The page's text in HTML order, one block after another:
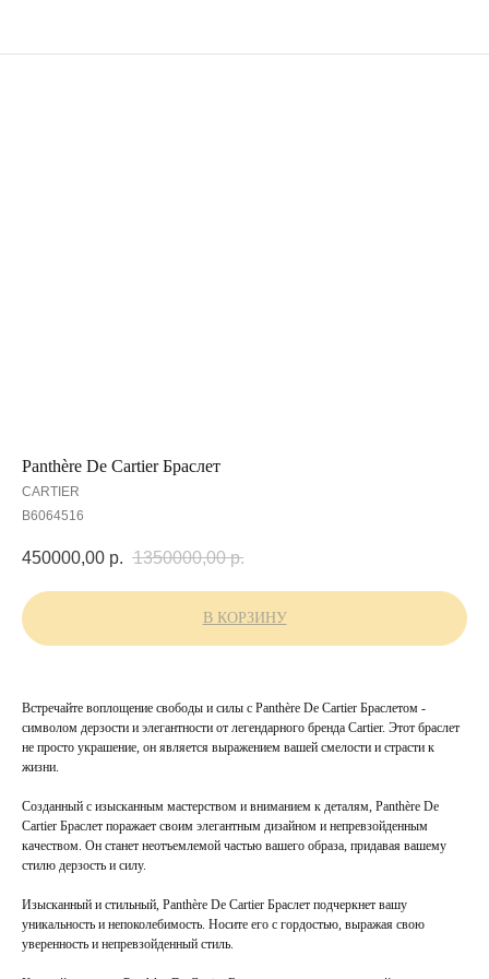
Panthère De Cartier Браслет
CARTIER
B6064516
450000,00 р. 1350000,00 р.
В КОРЗИНУ
Встречайте воплощение свободы и силы с Panthère De Cartier Браслетом -
символом дерзости и элегантности от легендарного бренда Cartier. Этот браслет
не просто украшение, он является выражением вашей смелости и страсти к
жизни.
Созданный с изысканным мастерством и вниманием к деталям, Panthère De
Cartier Браслет поражает своим элегантным дизайном и непревзойденным
качеством. Он станет неотъемлемой частью вашего образа, придавая вашему
стилю дерзость и силу.
Изысканный и стильный, Panthère De Cartier Браслет подчеркнет вашу
уникальность и непоколебимость. Носите его с гордостью, выражая свою
уверенность и непревзойденный стиль.